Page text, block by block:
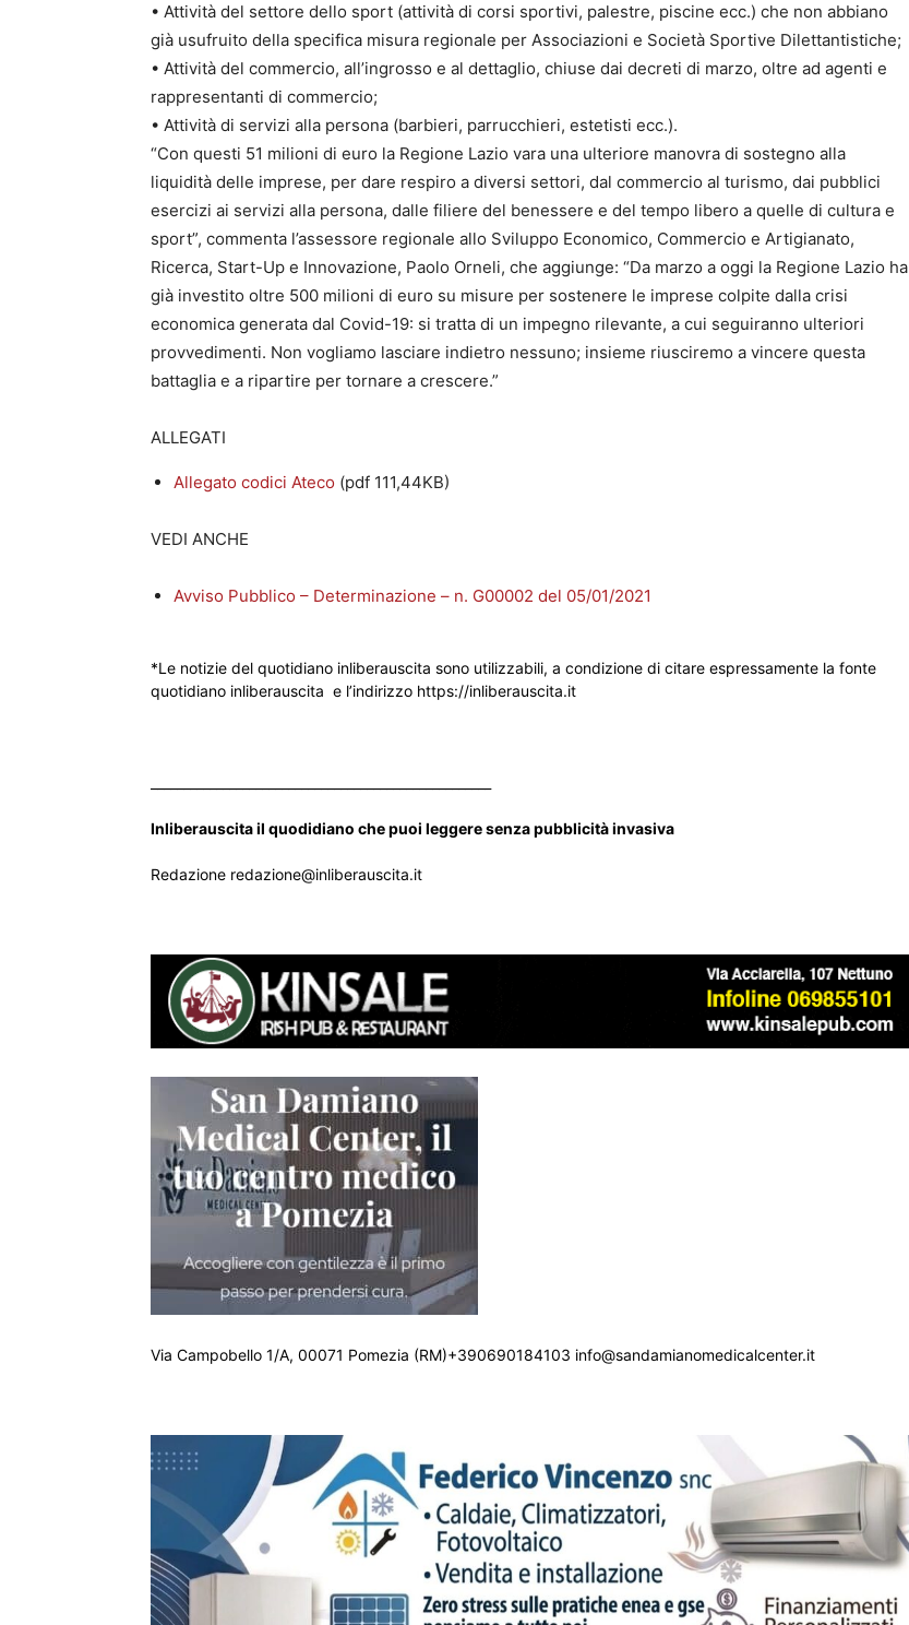
• Attività del settore dello sport (attività di corsi sportivi, palestre, piscine ecc.) che non abbiano
già usufruito della specifica misura regionale per Associazioni e Società Sportive Dilettantistiche;
• Attività del commercio, all’ingrosso e al dettaglio, chiuse dai decreti di marzo, oltre ad agenti e
rappresentanti di commercio;
• Attività di servizi alla persona (barbieri, parrucchieri, estetisti ecc.).
“Con questi 51 milioni di euro la Regione Lazio vara una ulteriore manovra di sostegno alla
liquidità delle imprese, per dare respiro a diversi settori, dal commercio al turismo, dai pubblici
esercizi ai servizi alla persona, dalle filiere del benessere e del tempo libero a quelle di cultura e
sport”, commenta l’assessore regionale allo Sviluppo Economico, Commercio e Artigianato,
Ricerca, Start-Up e Innovazione, Paolo Orneli, che aggiunge: “Da marzo a oggi la Regione Lazio ha
già investito oltre 500 milioni di euro su misure per sostenere le imprese colpite dalla crisi
economica generata dal Covid-19: si tratta di un impegno rilevante, a cui seguiranno ulteriori
provvedimenti. Non vogliamo lasciare indietro nessuno; insieme riusciremo a vincere questa
battaglia e a ripartire per tornare a crescere.”
ALLEGATI
Allegato codici Ateco (pdf 111,44KB)
VEDI ANCHE
Avviso Pubblico – Determinazione – n. G00002 del 05/01/2021
*Le notizie del quotidiano inliberauscita sono utilizzabili, a condizione di citare espressamente la fonte
quotidiano inliberauscita e l’indirizzo https://inliberauscita.it
Inliberauscita il quodidiano che puoi leggere senza pubblicità invasiva
Redazione redazione@inliberauscita.it
Via Campobello 1/A, 00071 Pomezia (RM)+390690184103 info@sandamianomedicalcenter.it